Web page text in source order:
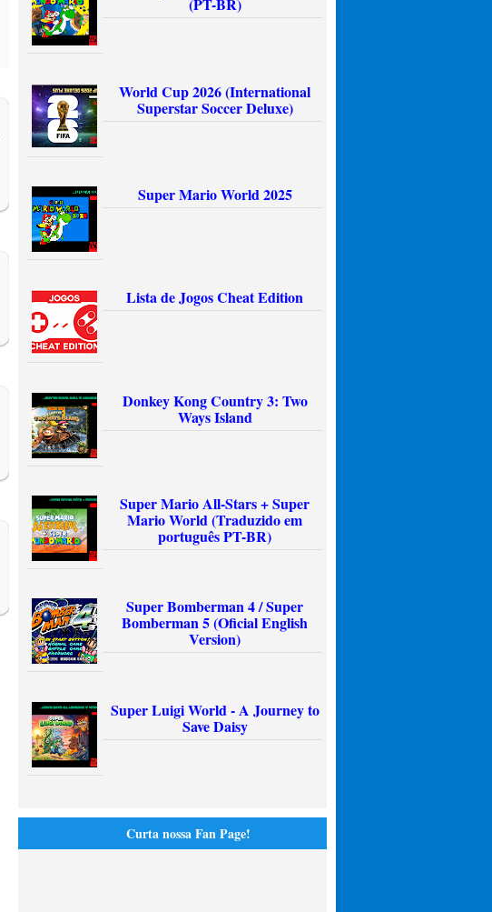
(PT-BR)
World Cup 2026 (International
Superstar Soccer Deluxe)
Super Mario World 2025
Lista de Jogos Cheat Edition
Donkey Kong Country 3: Two
Ways Island
Super Mario All-Stars + Super
Mario World (Traduzido em
português PT-BR)
Super Bomberman 4 / Super
Bomberman 5 (Oficial English
Version)
Super Luigi World - A Journey to
Save Daisy
Curta nossa Fan Page!